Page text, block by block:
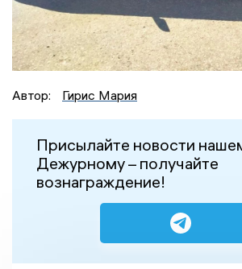
Автор: Гирис Мария
Присылайте новости
Дежурному – получайте
вознаграждение!